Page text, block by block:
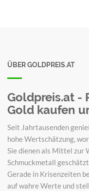
ÜBER GOLDPREIS.AT
Goldpreis.at -
Gold kaufen
Seit Jahrtausenden
hohe Wertschätzung,
Sie dienen als Mittel zur
Schmuckmetall
Gerade in Krisenzeiten
auf wahre Werte und